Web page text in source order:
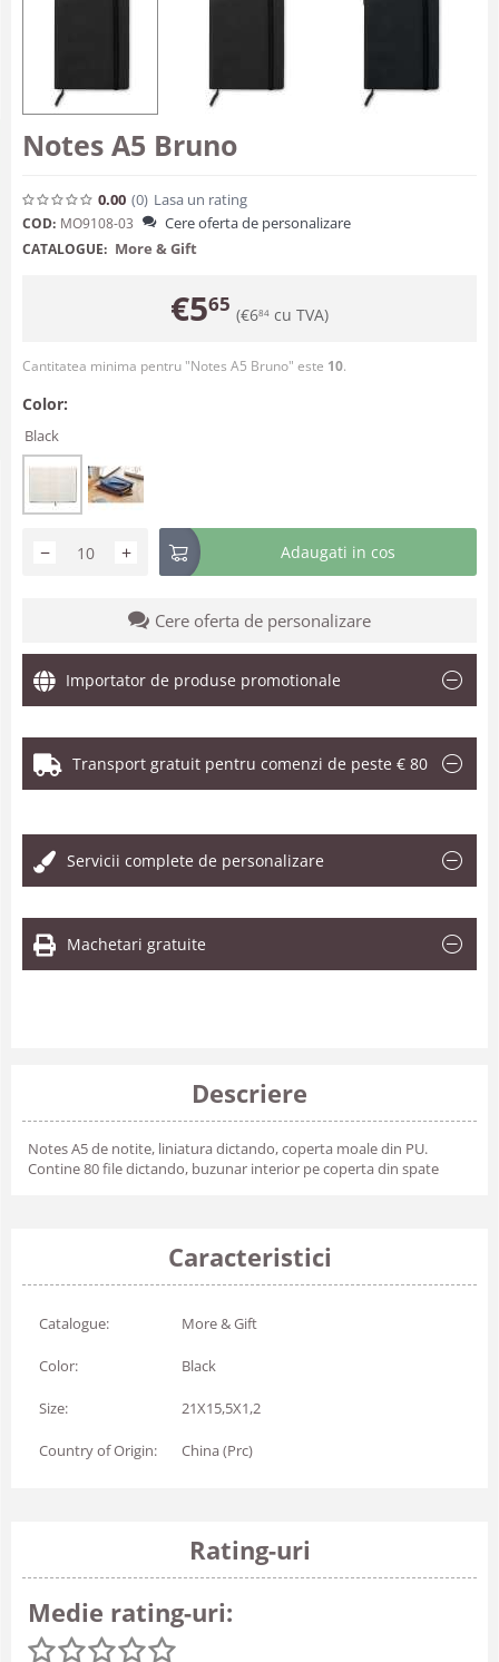
Notes A5 Bruno
0.00 (0) Lasa un rating
COD: MO9108-03 Cere oferta de personalizare
CATALOGUE: More & Gift
€565 (€684 cu TVA)
Cantitatea minima pentru "Notes A5 Bruno" este 10.
Color:
Black
+
− Adaugati in cos
Cere oferta de personalizare
Importator de produse promotionale
Transport gratuit pentru comenzi de peste € 80
Servicii complete de personalizare
Machetari gratuite
Descriere
Notes A5 de notite, liniatura dictando, coperta moale din PU.
Contine 80 file dictando, buzunar interior pe coperta din spate
Caracteristici
Catalogue: More & Gift
Color: Black
Size: 21X15,5X1,2
Country of Origin: China (Prc)
Rating-uri
Medie rating-uri: